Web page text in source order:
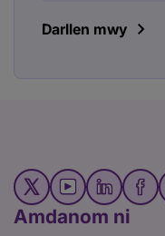
Darllen mwy
Amdanom ni